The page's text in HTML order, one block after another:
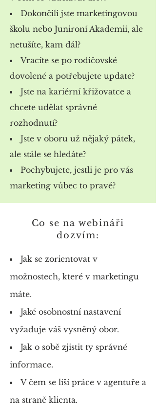
Dokončili jste marketingovou
školu nebo Junironí Akademii, ale
netušíte, kam dál?
Vracíte se po rodičovské
dovolené a potřebujete update?
Jste na kariérní křižovatce a
chcete udělat správné
rozhodnutí?
Jste v oboru už nějaký pátek,
ale stále se hledáte?
Pochybujete, jestli je pro vás
marketing vůbec to pravé?
Co se na webináři
dozvím:
​Jak se zorientovat v
možnostech, které v marketingu
máte.
Jaké osobnostní nastavení
vyžaduje váš vysněný obor.
Jak o sobě zjistit ty správné
informace.
V čem se liší práce v agentuře a
na straně klienta.